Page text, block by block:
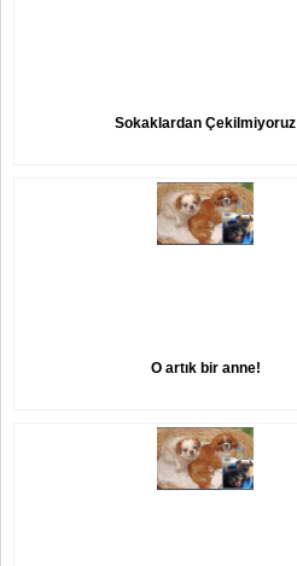
Sokaklardan Çekilmiyoruz
O artık bir anne!